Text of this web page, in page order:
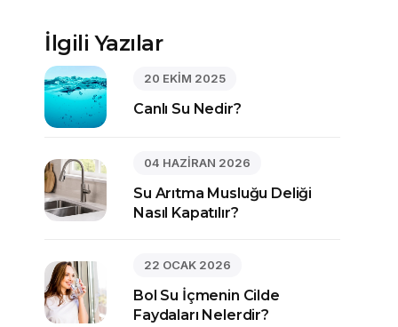
İlgili Yazılar
20 EKİM 2025
Canlı Su Nedir?
04 HAZİRAN 2026
Su Arıtma Musluğu Deliği
Nasıl Kapatılır?
22 OCAK 2026
Bol Su İçmenin Cilde
Faydaları Nelerdir?